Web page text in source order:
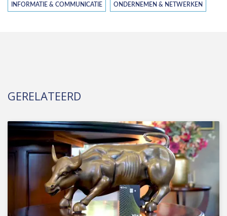
INFORMATIE & COMMUNICATIE ONDERNEMEN & NETWERKEN
GERELATEERD